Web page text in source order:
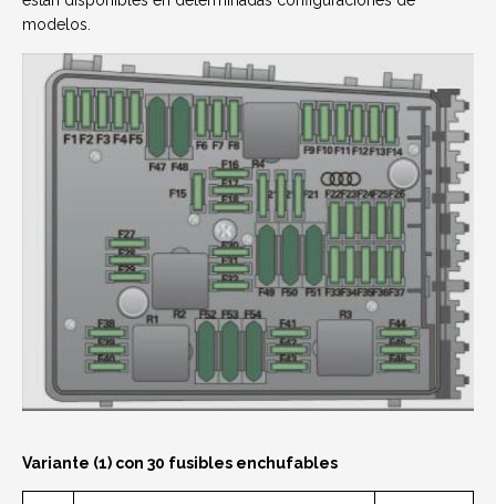
modelos.
Variante (1) con 30 fusibles enchufables